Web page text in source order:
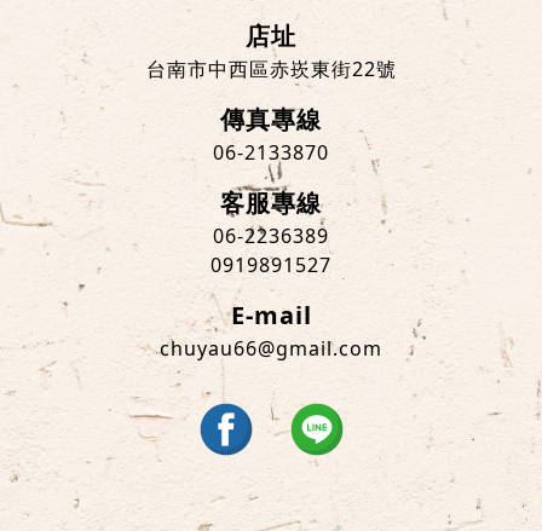
店址
台南市中西區赤崁東街22號
傳真專線
06-2133870
客服專線
06-2236389
0919891527
E-mail
chuyau66@gmail.com